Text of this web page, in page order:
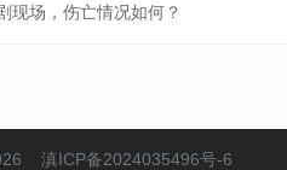
现场，伤亡情况如何？
滇ICP备2024035496号-6